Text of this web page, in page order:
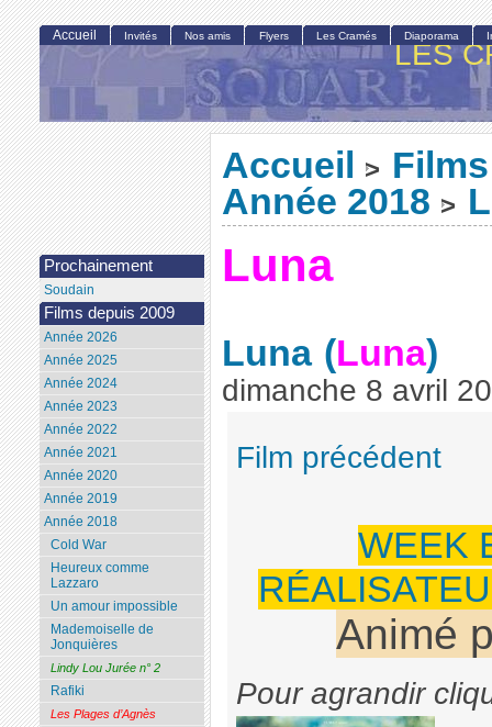
LES
Accueil >
Année 2018 >
Luna
Luna (Luna)
dimanche 8 avril
Film précédent
WEEK
Animé
Pour agrandir
Accueil Invités Nos amis Flyers Les Cramés Diaporama
Prochainement
Soudain
Films depuis 2009
Année 2026
Année 2025
Année 2024
Année 2023
Année 2022
Année 2021
Année 2020
Année 2019
Année 2018
Cold War
Heureux comme
Lazzaro
Un amour impossible
Mademoiselle de
Jonquières
Lindy Lou Jurée n° 2
Rafiki
Les Plages d’Agnès